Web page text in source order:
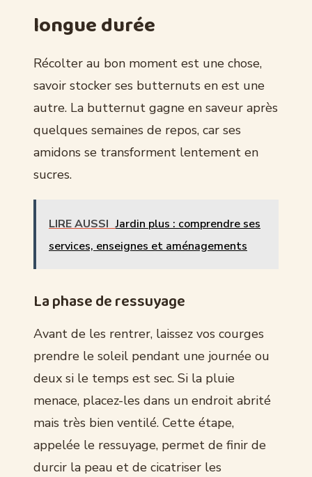
longue durée
Récolter au bon moment est une chose,
savoir stocker ses butternuts en est une
autre. La butternut gagne en saveur après
quelques semaines de repos, car ses
amidons se transforment lentement en
sucres.
LIRE AUSSI Jardin plus : comprendre ses
services, enseignes et aménagements
La phase de ressuyage
Avant de les rentrer, laissez vos courges
prendre le soleil pendant une journée ou
deux si le temps est sec. Si la pluie
menace, placez-les dans un endroit abrité
mais très bien ventilé. Cette étape,
appelée le ressuyage, permet de finir de
durcir la peau et de cicatriser les